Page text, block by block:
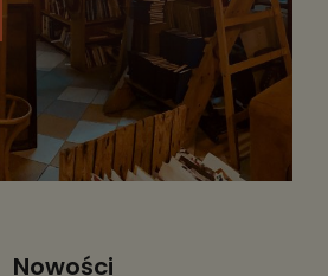
Nowości